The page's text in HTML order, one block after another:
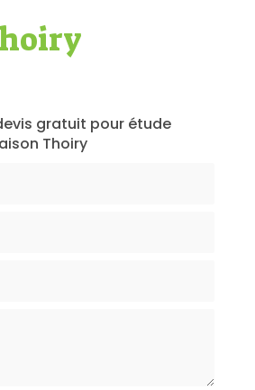
gratuit pour étude
Thoiry